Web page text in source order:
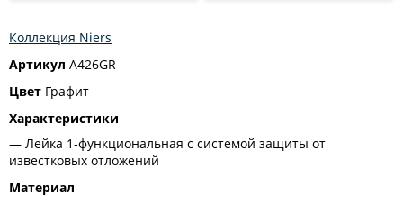
Коллекция Niers
Артикул A426GR
Цвет Графит
Характеристики
Лейка 1-функциональная с системой защиты от
известковых отложений
Материал